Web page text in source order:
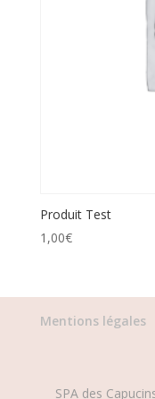
Produit Test
1,00€
Mentions légales
SPA des